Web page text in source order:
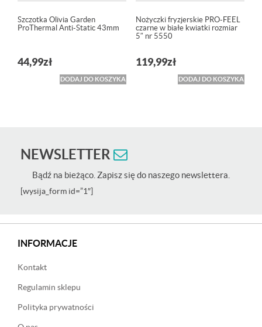
Szczotka Olivia Garden
ProThermal Anti-Static 43mm
44,99zł
DODAJ DO KOSZYKA
Nożyczki fryzjerskie PRO-FEEL
czarne w białe kwiatki rozmiar
5″ nr 5550
119,99zł
DODAJ DO KOSZYKA
NEWSLETTER
Bądź na bieżąco. Zapisz się do naszego newslettera.
[wysija_form id=”1″]
INFORMACJE
Kontakt
Regulamin sklepu
Polityka prywatności